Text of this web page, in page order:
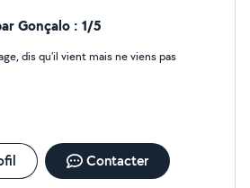
.
Gonçalo : 1/5
dis qu'il vient mais ne viens pas
Contacter